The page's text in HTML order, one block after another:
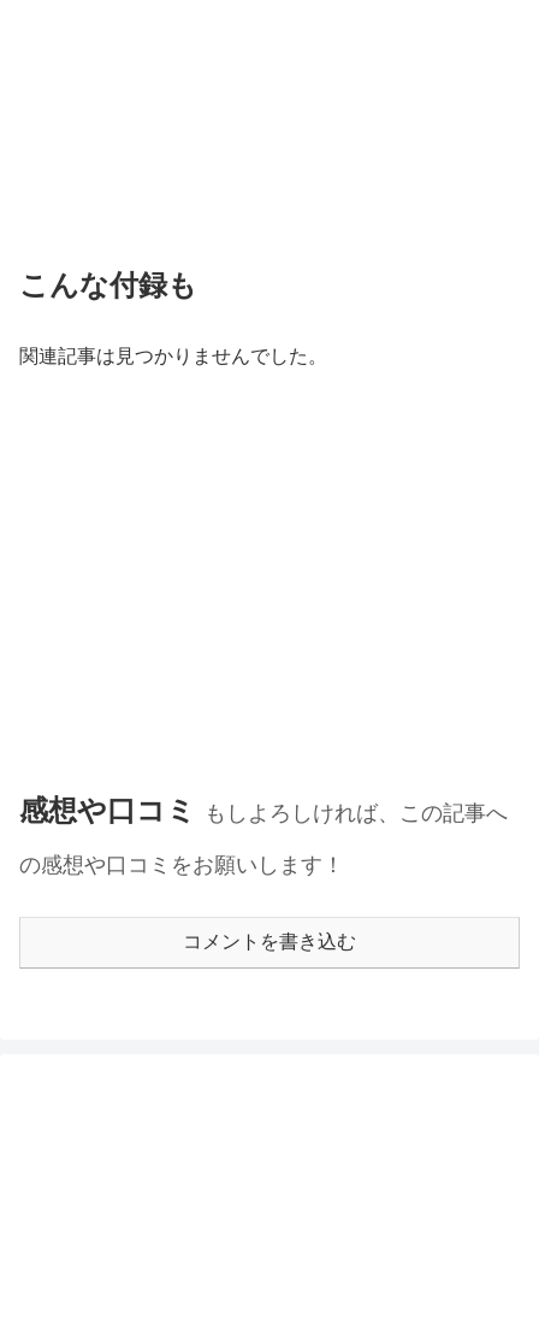
こんな付録も
関連記事は見つかりませんでした。
感想や口コミ
もしよろしければ、この記事へ
の感想や口コミをお願いします！
コメントを書き込む